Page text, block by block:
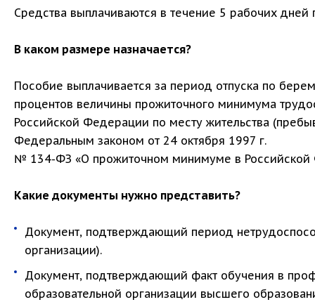
Средства выплачиваются в течение 5 рабочих
В каком размере назначается?
Пособие выплачивается за период отпуска по
процентов величины прожиточного минимума
Российской Федерации по месту жительства
Федеральным законом от 24 октября 1997 г.
№ 134-ФЗ «О прожиточном минимуме в Российской
Какие документы нужно представить?
Документ, подтверждающий период
организации).
Документ, подтверждающий факт обучения в
образовательной организации высшего